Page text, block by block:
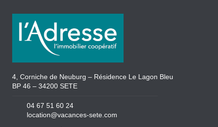
4, Corniche de Neuburg – Résidence Le Lagon Bleu
BP 46 – 34200 SETE
04 67 51 60 24
location@vacances-sete.com